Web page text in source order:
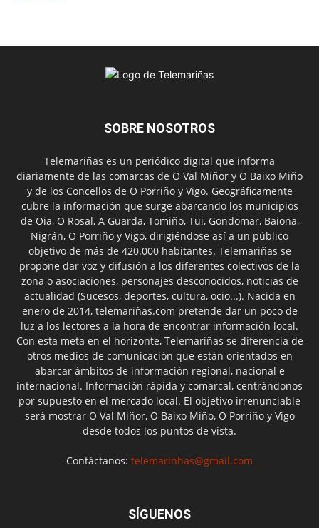
SOBRE NOSOTROS
Telemariñas es un periódico digital que informa
diariamente de las comarcas de O Val Miñor y O Baixo Miño
y de los Concellos de O Porriño y Vigo. Geográficamente
cubre la información que surge abarcando los municipios
de Oia, O Rosal, A Guarda, Tomiño, Tui, Gondomar, Baiona,
Nigrán, O Porriño y Vigo, dirigiéndose así a un público
objetivo de más de 420.000 habitantes. Telemariñas se
propone dar voz y difusión a los diferentes colectivos de la
zona o asociaciones, personajes desconocidos, noticias de
actualidad (Sucesos, deportes, cultura, ocio...). Nacida en
enero de 2014, telemariñas.com pretende dar un poco de
luz a los lectores a la hora de encontrar información local.
Con esta meta en el horizonte, Telemariñas se diferencia de
otros medios de comunicación que están orientados en
abarcar ámbitos de información regional, nacional e
internacional. Información rápida y comarcal, centrándonos
por supuesto en el mercado local. El objetivo irrenunciable
será mostrar O Val Miñor, O Baixo Miño, O Porriño y Vigo
desde todos los puntos de vista.
Contáctanos: telemarinhas@gmail.com
SÍGUENOS